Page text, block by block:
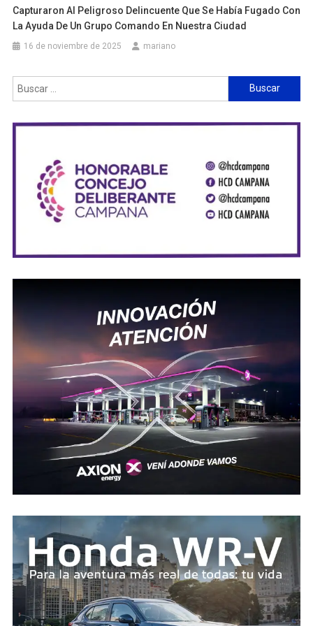
Capturaron Al Peligroso Delincuente Que Se Había Fugado Con
La Ayuda De Un Grupo Comando En Nuestra Ciudad
16 de noviembre de 2025 mariano
Buscar: